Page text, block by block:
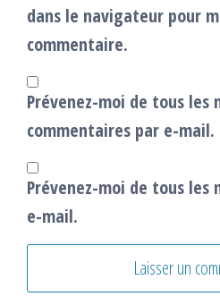
dans le navigateur pour
commentaire.
Prévenez-moi de tous les
commentaires par e-mail.
Prévenez-moi de tous les
e-mail.